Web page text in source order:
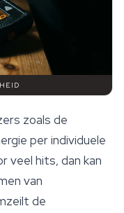
zoals de
per individuele
veel hits, dan kan
van
de